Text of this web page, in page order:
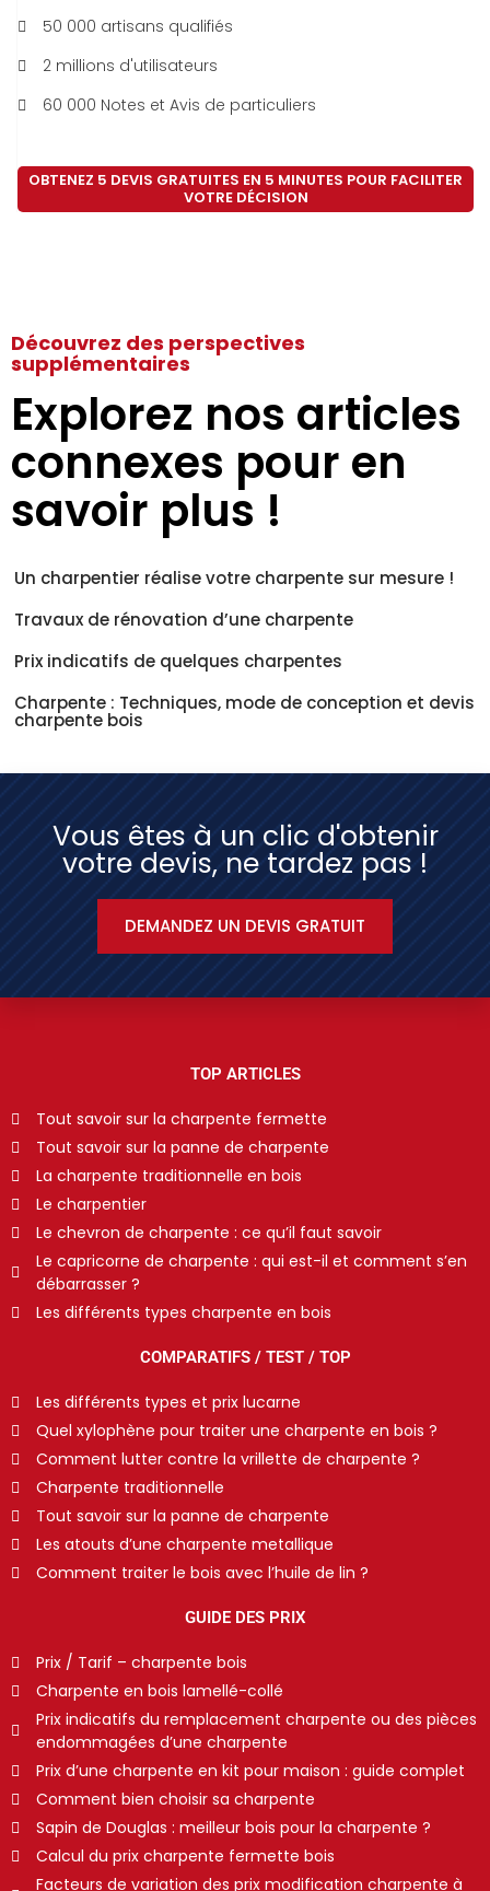
50 000 artisans qualifiés
2 millions d'utilisateurs
60 000 Notes et Avis de particuliers
OBTENEZ 5 DEVIS GRATUITES EN 5 MINUTES POUR FACILITER
VOTRE DÉCISION
Découvrez des perspectives
supplémentaires
Explorez nos articles
connexes pour en
savoir plus !
Un charpentier réalise votre charpente sur mesure !
Travaux de rénovation d’une charpente
Prix indicatifs de quelques charpentes
Charpente : Techniques, mode de conception et devis
charpente bois
Vous êtes à un clic d'obtenir
votre devis, ne tardez pas !
DEMANDEZ UN DEVIS GRATUIT
TOP ARTICLES
Tout savoir sur la charpente fermette
Tout savoir sur la panne de charpente
La charpente traditionnelle en bois
Le charpentier
Le chevron de charpente : ce qu’il faut savoir
Le capricorne de charpente : qui est-il et comment s’en
débarrasser ?
Les différents types charpente en bois
COMPARATIFS / TEST / TOP
Les différents types et prix lucarne
Quel xylophène pour traiter une charpente en bois ?
Comment lutter contre la vrillette de charpente ?
Charpente traditionnelle
Tout savoir sur la panne de charpente
Les atouts d’une charpente metallique
Comment traiter le bois avec l’huile de lin ?
GUIDE DES PRIX
Prix / Tarif – charpente bois
Charpente en bois lamellé-collé
Prix indicatifs du remplacement charpente ou des pièces
endommagées d’une charpente
Prix d’une charpente en kit pour maison : guide complet
Comment bien choisir sa charpente
Sapin de Douglas : meilleur bois pour la charpente ?
Calcul du prix charpente fermette bois
Facteurs de variation des prix modification charpente à